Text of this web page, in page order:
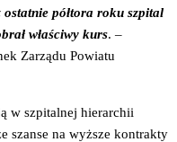
półtora roku szpital
właściwy kurs. –
Zarządu Powiatu
w szpitalnej hierarchii
szanse na wyższe kontrakty